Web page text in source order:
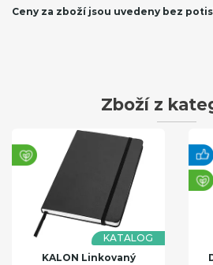
Ceny za zboží jsou uvedeny bez
Zboží z
KATALOG
KALON Linkovaný